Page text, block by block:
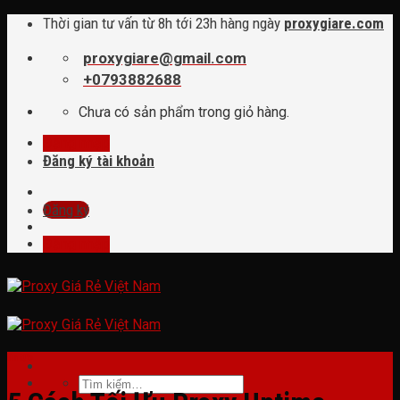
Skip
content
Thời gian tư vấn từ 8h tới 23h hàng ngày proxygiare.com
proxygiare@gmail.com
+0793882688
Chưa có sản phẩm trong giỏ hàng.
Đăng ký tài khoản
Đăng ký
Tìm